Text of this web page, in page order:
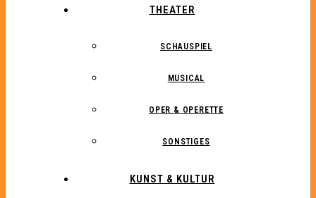
THEATER
SCHAUSPIEL
MUSICAL
OPER & OPERETTE
SONSTIGES
KUNST & KULTUR